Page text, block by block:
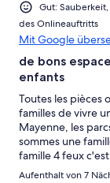
Gut:
des Onlineauftritts
Mit Google
de bons
enfants
Toutes les pièces
familles de vivre
Mayenne, les
sommes une
famille 4 feux
moment du
Aufenthalt von 7